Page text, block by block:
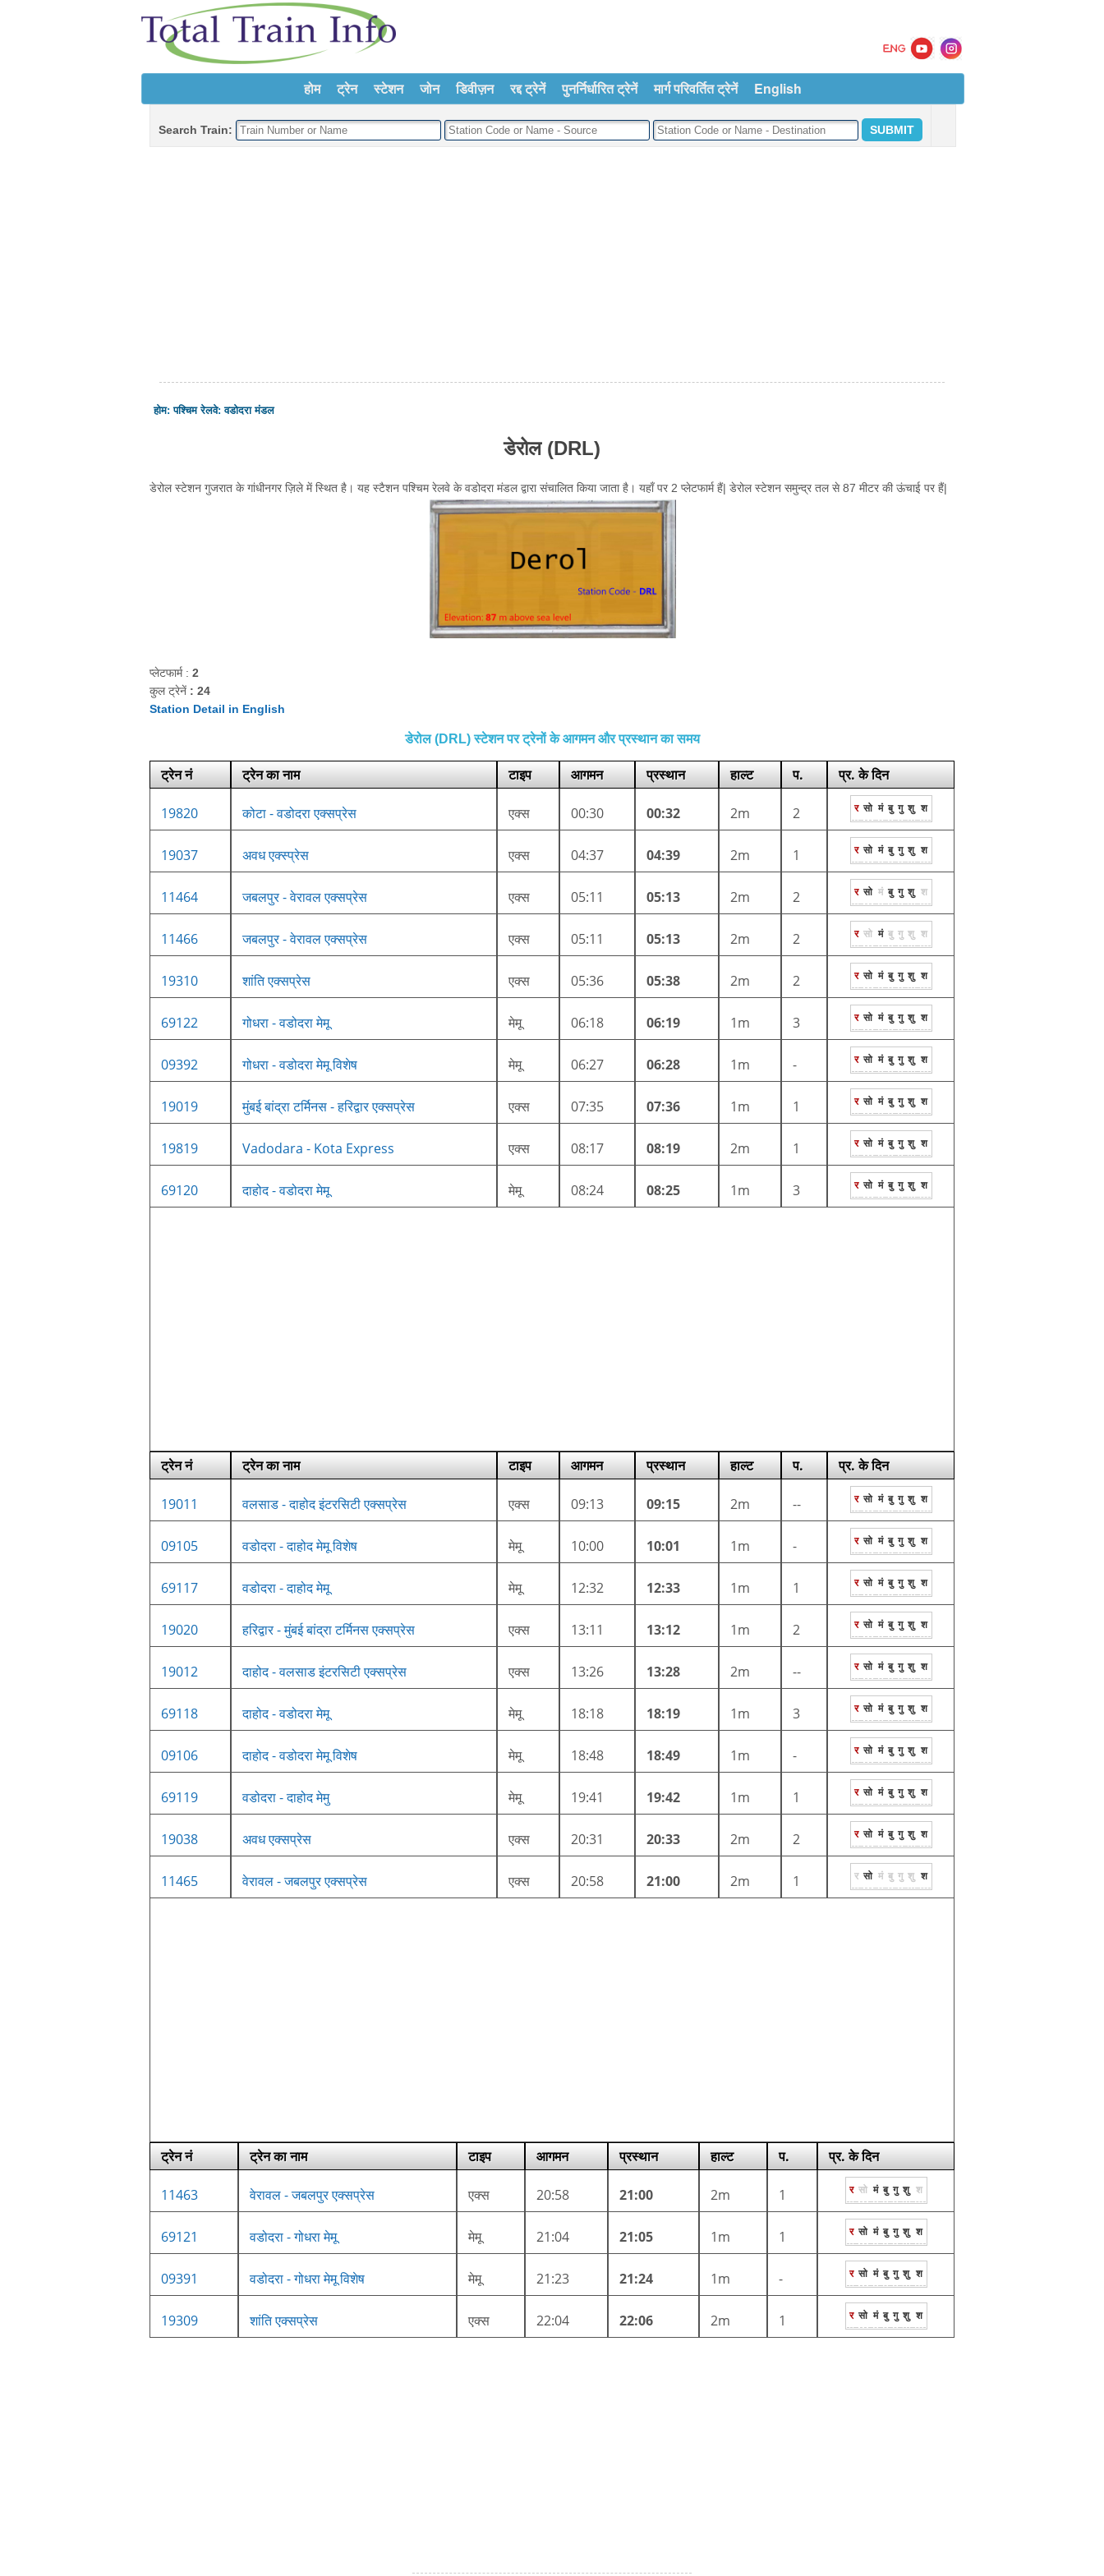
होम ट्रेन स्टेशन जोन डिवीज़न रद्द ट्रेनें पुनर्निर्धारित ट्रेनें मार्ग परिवर्तित ट्रेनें English
Search Train:
होम:पश्चिम रेलवे:वडोदरा मंडल
डेरोल (DRL)
डेरोल स्टेशन गुजरात के गांधीनगर ज़िले में स्थित है। यह स्टैशन पश्चिम रेलवे के वडोदरा मंडल द्वारा संचालित किया जाता है। यहाँ पर 2 प्लेटफार्म हैं| डेरोल स्टेशन समुन्द्र तल से 87 मीटर की ऊंचाई पर हैं|
प्लेटफार्म : 2
कुल ट्रेनें : 24
Station Detail in English
डेरोल (DRL) स्टेशन पर ट्रेनों के आगमन और प्रस्थान का समय
ट्रेन नं ट्रेन का नाम टाइप आगमन प्रस्थान हाल्ट प. प्र. के दिन
19820 कोटा - वडोदरा एक्सप्रेस एक्स 00:30 00:32 2m 2 र सो मं बु गु शु श
19037 अवध एक्स्प्रेस एक्स 04:37 04:39 2m 1 र सो मं बु गु शु श
11464 जबलपुर - वेरावल एक्सप्रेस एक्स 05:11 05:13 2m 2 र सो मं बु गु शु श
11466 जबलपुर - वेरावल एक्सप्रेस एक्स 05:11 05:13 2m 2 र सो मं बु गु शु श
19310 शांति एक्सप्रेस एक्स 05:36 05:38 2m 2 र सो मं बु गु शु श
69122 गोधरा - वडोदरा मेमू मेमू 06:18 06:19 1m 3 र सो मं बु गु शु श
09392 गोधरा - वडोदरा मेमू विशेष मेमू 06:27 06:28 1m - र सो मं बु गु शु श
19019 मुंबई बांद्रा टर्मिनस - हरिद्वार एक्सप्रेस एक्स 07:35 07:36 1m 1 र सो मं बु गु शु श
19819 Vadodara - Kota Express एक्स 08:17 08:19 2m 1 र सो मं बु गु शु श
69120 दाहोद - वडोदरा मेमू मेमू 08:24 08:25 1m 3 र सो मं बु गु शु श
ट्रेन नं ट्रेन का नाम टाइप आगमन प्रस्थान हाल्ट प. प्र. के दिन
19011 वलसाड - दाहोद इंटरसिटी एक्सप्रेस एक्स 09:13 09:15 2m -- र सो मं बु गु शु श
09105 वडोदरा - दाहोद मेमू विशेष मेमू 10:00 10:01 1m - र सो मं बु गु शु श
69117 वडोदरा - दाहोद मेमू मेमू 12:32 12:33 1m 1 र सो मं बु गु शु श
19020 हरिद्वार - मुंबई बांद्रा टर्मिनस एक्सप्रेस एक्स 13:11 13:12 1m 2 र सो मं बु गु शु श
19012 दाहोद - वलसाड इंटरसिटी एक्सप्रेस एक्स 13:26 13:28 2m -- र सो मं बु गु शु श
69118 दाहोद - वडोदरा मेमू मेमू 18:18 18:19 1m 3 र सो मं बु गु शु श
09106 दाहोद - वडोदरा मेमू विशेष मेमू 18:48 18:49 1m - र सो मं बु गु शु श
69119 वडोदरा - दाहोद मेमु मेमू 19:41 19:42 1m 1 र सो मं बु गु शु श
19038 अवध एक्सप्रेस एक्स 20:31 20:33 2m 2 र सो मं बु गु शु श
11465 वेरावल - जबलपुर एक्सप्रेस एक्स 20:58 21:00 2m 1 र सो मं बु गु शु श
ट्रेन नं ट्रेन का नाम टाइप आगमन प्रस्थान हाल्ट प. प्र. के दिन
11463 वेरावल - जबलपुर एक्सप्रेस एक्स 20:58 21:00 2m 1 र सो मं बु गु शु श
69121 वडोदरा - गोधरा मेमू मेमू 21:04 21:05 1m 1 र सो मं बु गु शु श
09391 वडोदरा - गोधरा मेमू विशेष मेमू 21:23 21:24 1m - र सो मं बु गु शु श
19309 शांति एक्सप्रेस एक्स 22:04 22:06 2m 1 र सो मं बु गु शु श